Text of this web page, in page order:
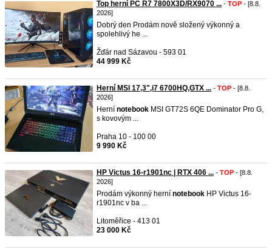
Top herní PC R7 7800X3D/RX9070 ... - TOP - [8.8.
2026]
Dobrý den Prodám nově složený výkonný a
spolehlivý he ...
Žďár nad Sázavou - 593 01
44 999 Kč
Herní MSI 17,3",i7 6700HQ,GTX ... - TOP - [8.8.
2026]
Herní notebook MSI GT72S 6QE Dominator Pro G,
s kovovým ...
Praha 10 - 100 00
9 990 Kč
HP Victus 16-r1901nc | RTX 406 ... - TOP - [8.8.
2026]
Prodám výkonný herní notebook HP Victus 16-
r1901nc v ba ...
Litoměřice - 413 01
23 000 Kč